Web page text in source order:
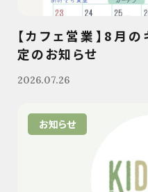
【カフェ営業】8月
定のお知らせ
2026.07.26
お知らせ